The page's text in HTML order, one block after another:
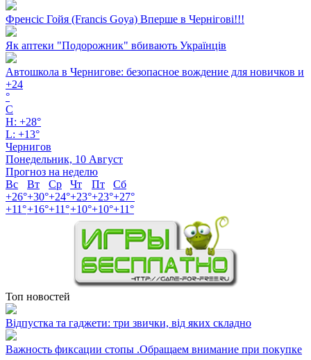
Френсіс Гойя (Francis Goya) Вперше в Чернігові!!!
Як аптеки "Подорожник" вбивають Українців
Автошкола в Чернигове: безопасное вождение для новичков и
+24
°
C
H: +28°
L: +13°
Чернигов
Понедельник, 10 Август
Прогноз на неделю
Вс
Вт Ср Чт Пт
Сб
+26°+30°+24°+23°+23°+27°
+11°+16°+11°+10°+10°+11°
Топ новостей
Відпустка та гаджети: три звички, від яких складно
Важность фиксации стопы .Обращаем внимание при покупке